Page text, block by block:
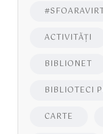
ACTIVITĂŢI
BIBLIONET
BIBLIOTECI
CARTE